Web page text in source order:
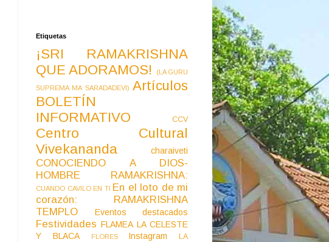
Etiquetas
¡SRI RAMAKRISHNA
QUE ADORAMOS!
(LA GURU
SUPREMA MA SARADADEVI) Artículos
BOLETÍN
INFORMATIVO
CCV
Centro Cultural
Vivekananda
charaiveti
CONOCIENDO A DIOS-
HOMBRE RAMAKRISHNA:
CUANDO CAVILO EN TI En el loto de mi
corazón: RAMAKRISHNA
TEMPLO
Eventos destacados
Festividades FLAMEA LA CELESTE
Y BLACA
FLORES Instagram
LA